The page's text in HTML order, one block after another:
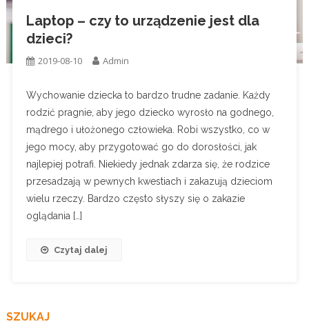
Laptop – czy to urządzenie jest dla
dzieci?
2019-08-10 Admin
Wychowanie dziecka to bardzo trudne zadanie. Każdy
rodzić pragnie, aby jego dziecko wyrosło na godnego,
mądrego i ułożonego człowieka. Robi wszystko, co w
jego mocy, aby przygotować go do dorosłości, jak
najlepiej potrafi. Niekiedy jednak zdarza się, że rodzice
przesadzają w pewnych kwestiach i zakazują dzieciom
wielu rzeczy. Bardzo często słyszy się o zakazie
oglądania […]
Czytaj dalej
SZUKAJ